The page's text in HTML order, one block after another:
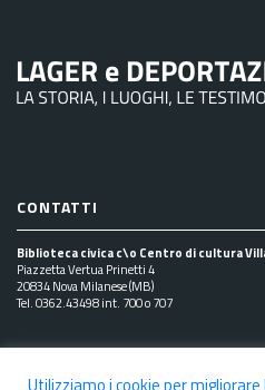
CONTATTI
Biblioteca civica c\o Centro di cultura
Piazzetta Vertua Prinetti 4
20834 Nova Milanese (MB)
Tel. 0362.43498 int. 700 o 707